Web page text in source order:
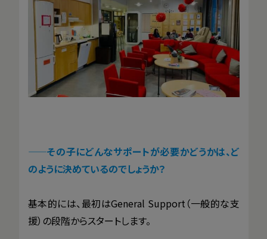
——その子にどんなサポートが必要かどうかは、ど
のように決めているのでしょうか？
基本的には、最初はGeneral Support（一般的な支
援）の段階からスタートします。